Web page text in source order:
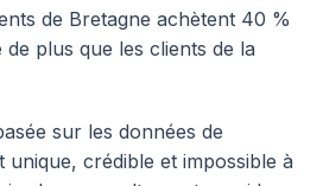
de Bretagne achètent 40 %
plus que les clients de la
sur les données de
unique, crédible et impossible à